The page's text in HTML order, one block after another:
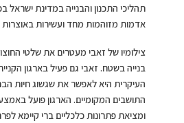
תהליכי התכנון והבנייה במדינת ישראל
אדמות מזוהמות מחד ועשירות
צילומיו של זאבי מעטרים את שלטי
העיקרית היא לאפשר את שגשוג חיות
התושבים המקומיים. הארגון פועל
ומציאת פתרונות כלכליים ברי קיימא